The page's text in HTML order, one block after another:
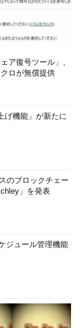
ア復号ツール」、
ロが無償提供
げ機能」が新たに
のブロックチェー
」を発表
ジュール管理機能